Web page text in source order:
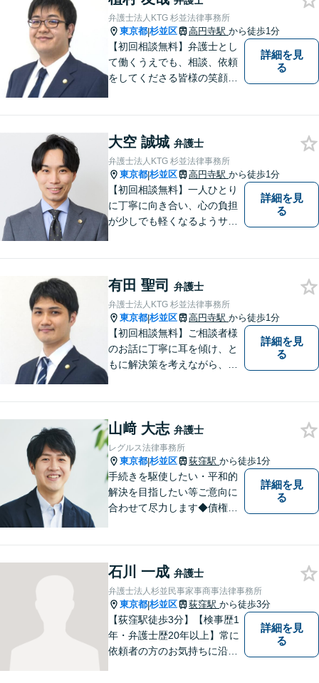
弁護士法人KTG 杉並法律事務所
東京都|杉並区 高円寺駅 から徒歩1分
【初回相談無料】弁護士とし
て働くうえでも、相談、依頼
をしてくださる皆様の笑顔を
す。【夜間や休日相談も対応
可能】【メール・WEB面談
可】
詳細を見
る
大空 誠城 弁護士
弁護士法人KTG 杉並法律事務所
東京都|杉並区 高円寺駅 から徒歩1分
【初回相談無料】一人ひとり
に丁寧に向き合い、心の負担
が少しでも軽くなるようサポ
しています。【夜間や休日相
談も対応可能】【メール・WE
B面談可】
詳細を見
る
有田 聖司 弁護士
弁護士法人KTG 杉並法律事務所
東京都|杉並区 高円寺駅 から徒歩1分
【初回相談無料】ご相談者様
のお話に丁寧に耳を傾け、と
もに解決策を考えながら、納
う日々精進して参ります。
【夜間や休日相談も対応可
能】【メール・WEB面談可】
詳細を見
る
山﨑 大志 弁護士
レグルス法律事務所
東京都|杉並区 荻窪駅 から徒歩1分
手続きを駆使したい・平和的
解決を目指したい等ご意向に
合わせて尽力します◆債権回
電気工事等】【請負代金、売
掛代金】今すぐにお電話くだ
さい。
詳細を見
る
石川 一成 弁護士
弁護士法人杉並民事家事商事法律事務所
東京都|杉並区 荻窪駅 から徒歩3分
【荻窪駅徒歩3分】【検事歴1
年・弁護士歴20年以上】常に
依頼者の方のお気持ちに沿っ
詳細を見
る